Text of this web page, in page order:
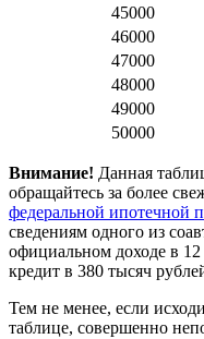
45000
46000
47000
48000
49000
50000
Внимание! Данная
обращайтесь за более
федеральной ипотечной
сведениям одного из
официальном доходе в 12
кредит в 380 тысяч
Тем не менее, если
таблице, совершенно